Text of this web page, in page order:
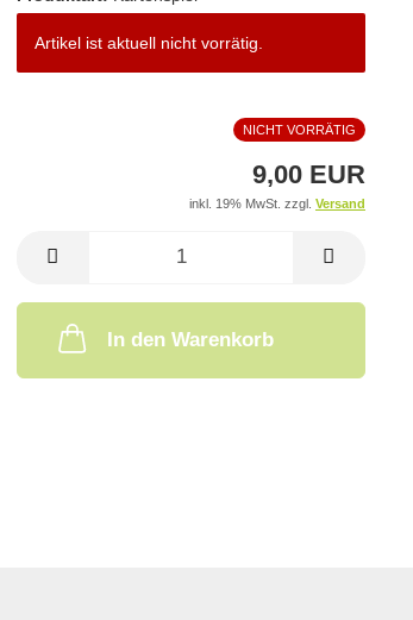
Artikel ist aktuell nicht vorrätig.
NICHT VORRÄTIG
9,00 EUR
inkl. 19% MwSt. zzgl. Versand
In den Warenkorb